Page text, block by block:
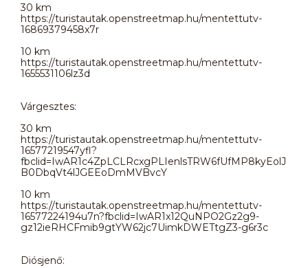
30 km
https://turistautak.openstreetmap.hu/mentettutv-
16869379458x7r
10 km
https://turistautak.openstreetmap.hu/mentettutv-
1655531106lz3d
Várgesztes:
30 km
https://turistautak.openstreetmap.hu/mentettutv-
16577219547yfl?
fbclid=IwAR1c4ZpLCLRcxgPLIenlsTRW6fUfMP8kyEolJ
B0DbqVt4lJGEEoDmMVBvcY
10 km
https://turistautak.openstreetmap.hu/mentettutv-
16577224194u7n?fbclid=IwAR1x12QuNPO2Gz2g9-
gz12ieRHCFmib9gtYW62jc7UimkDWETtgZ3-g6r3c
Diósjenő: